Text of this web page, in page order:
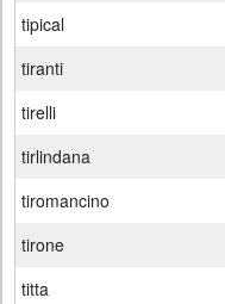
tipical
tiranti
tirelli
tirlindana
tiromancino
tirone
titta